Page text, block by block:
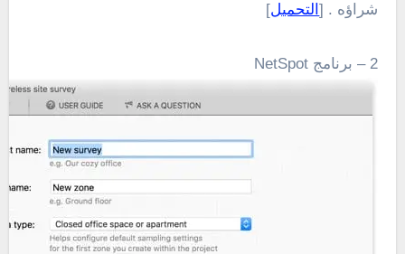
شراؤه . [التحميل]
2 – برنامج NetSpot